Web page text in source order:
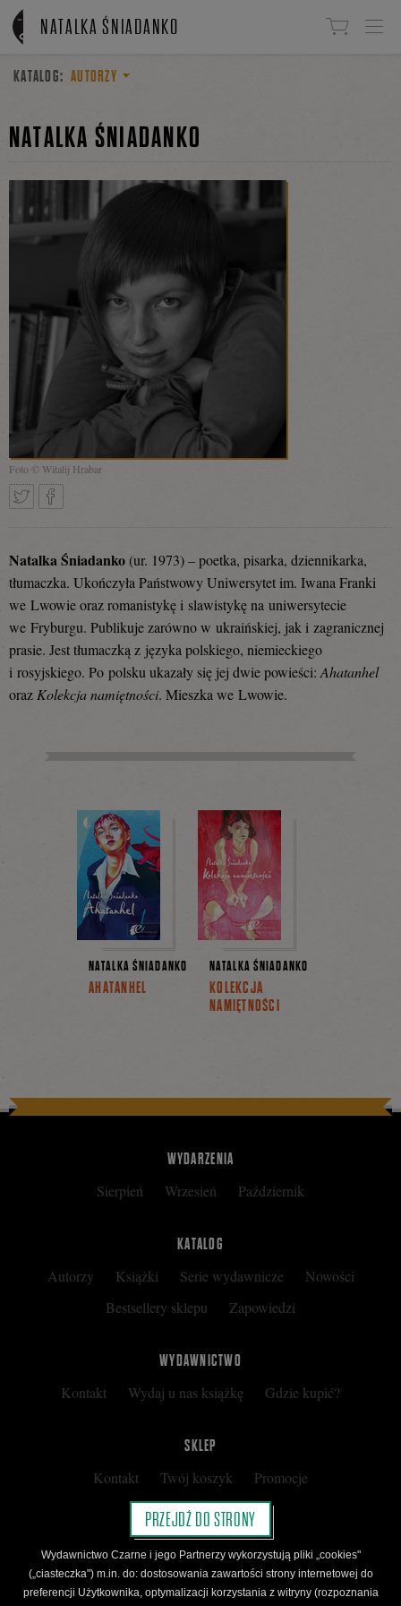
Linki do przejścia
NATALKA ŚNIADANKO
KATALOG: AUTORZY
NATALKA ŚNIADANKO
Foto © Witalij Hrabar
się
na
Natalka Śniadanko (ur. 1973) – poetka, pisarka, dziennikarka,
tłumaczka. Ukończyła Państwowy Uniwersytet im. Iwana Franki
we Lwowie oraz romanistykę i slawistykę na uniwersytecie
we Fryburgu. Publikuje zarówno w ukraińskiej, jak i zagranicznej
prasie. Jest tłumaczką z języka polskiego, niemieckiego
i rosyjskiego. Po polsku ukazały się jej dwie powieści: Ahatanhel
oraz Kolekcja namiętności. Mieszka we Lwowie.
NATALKA ŚNIADANKO
AHATANHEL
NATALKA ŚNIADANKO
KOLEKCJA
NAMIĘTNOŚCI
WYDARZENIA
Sierpień Wrzesień Październik
KATALOG
Autorzy Książki Serie wydawnicze
Nowości
Bestsellery sklepu
Zapowiedzi
WYDAWNICTWO
Kontakt Wydaj u nas książkę Gdzie kupić?
SKLEP
Kontakt Twój koszyk
Promocje
Kup kartę podarunkową
Nota prawna
Regulamin
Polityka prywatności
Regulamin Klubu Czarnego
PRZEJDŹ DO STRONY
Wydawnictwo Czarne i jego Partnerzy wykorzystują pliki „cookies"
(„ciasteczka") m.in. do: dostosowania zawartości strony internetowej do
preferencji Użytkownika, optymalizacji korzystania z witryny (rozpoznania